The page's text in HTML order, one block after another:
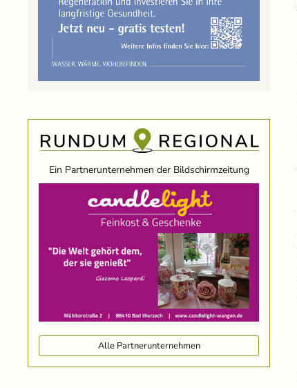
Ein Partnerunternehmen der Bildschirmzeitung
Alle Partnerunternehmen